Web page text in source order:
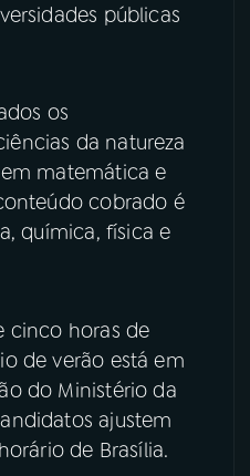
X
públicas
os
da natureza
matemática e
cobrado é
química, física e
cinco horas de
de verão está em
do Ministério da
ajustem
de Brasília.